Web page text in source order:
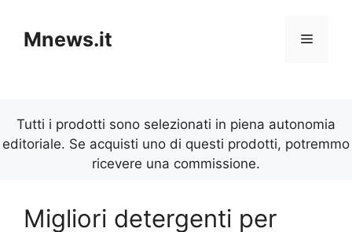
contenuto
Mnews.it Menu
Tutti i prodotti sono selezionati in piena autonomia
editoriale. Se acquisti uno di questi prodotti, potremmo
ricevere una commissione.
Migliori detergenti per